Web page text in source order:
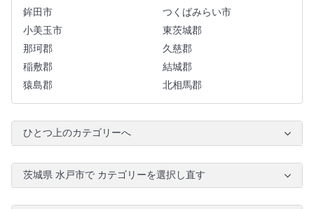
鉾田市
つくばみらい市
小美玉市
東茨城郡
那珂郡
久慈郡
稲敷郡
結城郡
猿島郡
北相馬郡
ひとつ上のカテゴリーへ
茨城県 水戸市で カテゴリーを選択し直す